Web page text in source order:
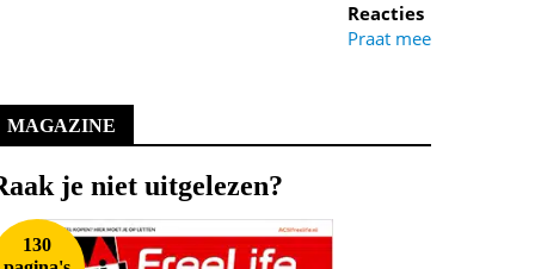
Reacties
Praat mee
MAGAZINE
je niet uitgelezen?
130